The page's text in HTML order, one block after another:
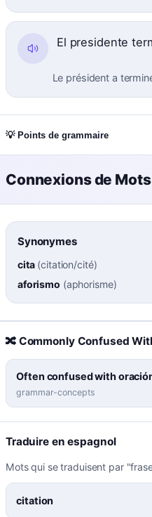
El presidente
Le président a
💡 Points de grammaire
Connexions de Mots
Synonymes
cita(citation/cité)
aforismo (aphorisme)
🔀 Commonly Confused
Often confused with
grammar-concepts
Traduire en espagnol
Mots qui se traduisent par
citation